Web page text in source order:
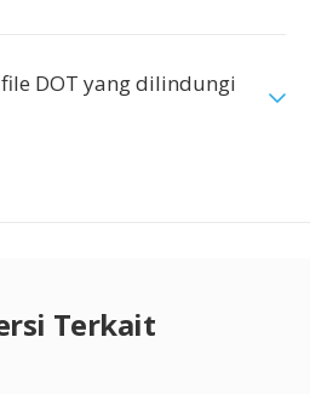
DOT yang dilindungi
Terkait